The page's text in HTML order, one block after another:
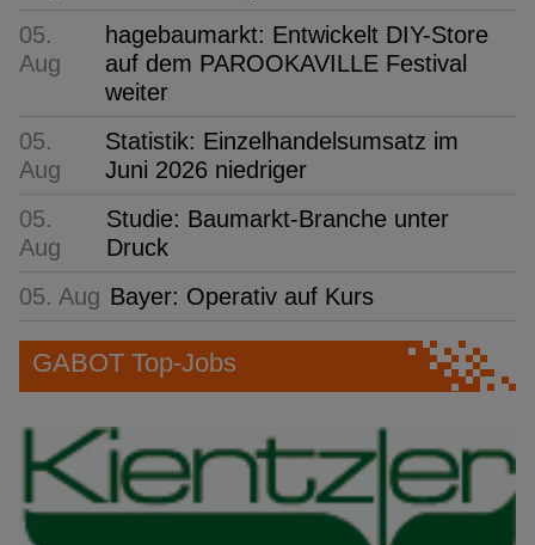
05.
Aug
hagebaumarkt: Entwickelt DIY-Store
auf dem PAROOKAVILLE Festival
weiter
05.
Aug
Statistik: Einzelhandelsumsatz im
Juni 2026 niedriger
05.
Aug
Studie: Baumarkt-Branche unter
Druck
05. Aug Bayer: Operativ auf Kurs
GABOT Top-Jobs